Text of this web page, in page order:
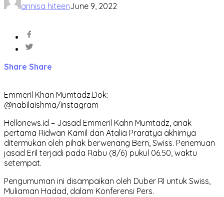
annisa hiteenJune 9, 2022
Share Share
Emmeril Khan Mumtadz.Dok:
@nabilaishma/instagram
Hellonews.id – Jasad Emmeril Kahn Mumtadz, anak
pertama Ridwan Kamil dan Atalia Praratya akhirnya
ditermukan oleh pihak berwenang Bern, Swiss. Penemuan
jasad Eril terjadi pada Rabu (8/6) pukul 06.50, waktu
setempat.
Pengumuman ini disampaikan oleh Duber RI untuk Swiss,
Muliaman Hadad, dalam Konferensi Pers.